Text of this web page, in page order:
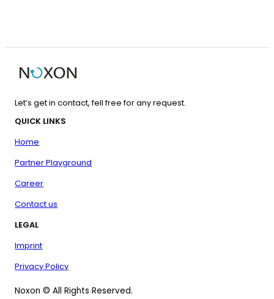
Let’s get in contact, fell free for any request.
QUICK LINKS
Home
Partner Playground
Career
Contact us
LEGAL
Imprint
Privacy Policy
Noxon © All Rights Reserved.